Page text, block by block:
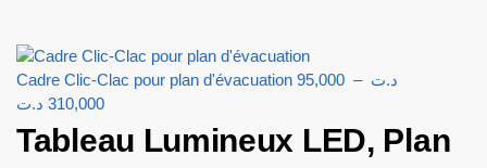
Cadre Clic-Clac pour plan d'évacuation 95,000 د.ت –
310,000 د.ت
Tableau Lumineux LED, Plan